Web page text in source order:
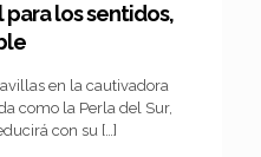
para los sentidos,
en la cautivadora
como la Perla del Sur,
con su […]